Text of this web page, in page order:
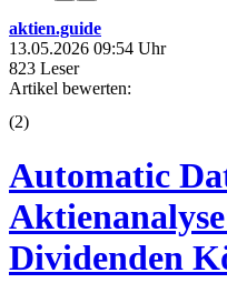
aktien.guide
13.05.2026 09:54 Uhr
823 Leser
Artikel bewerten:
(2)
Automatic
Dividenden